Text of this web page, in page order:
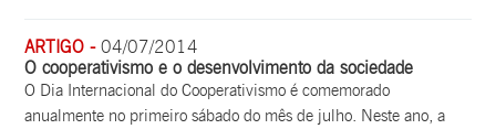
ARTIGO -04/07/2014
O cooperativismo e o desenvolvimento da sociedade
O Dia Internacional do Cooperativismo é comemorado
anualmente no primeiro sábado do mês de julho. Neste ano, a